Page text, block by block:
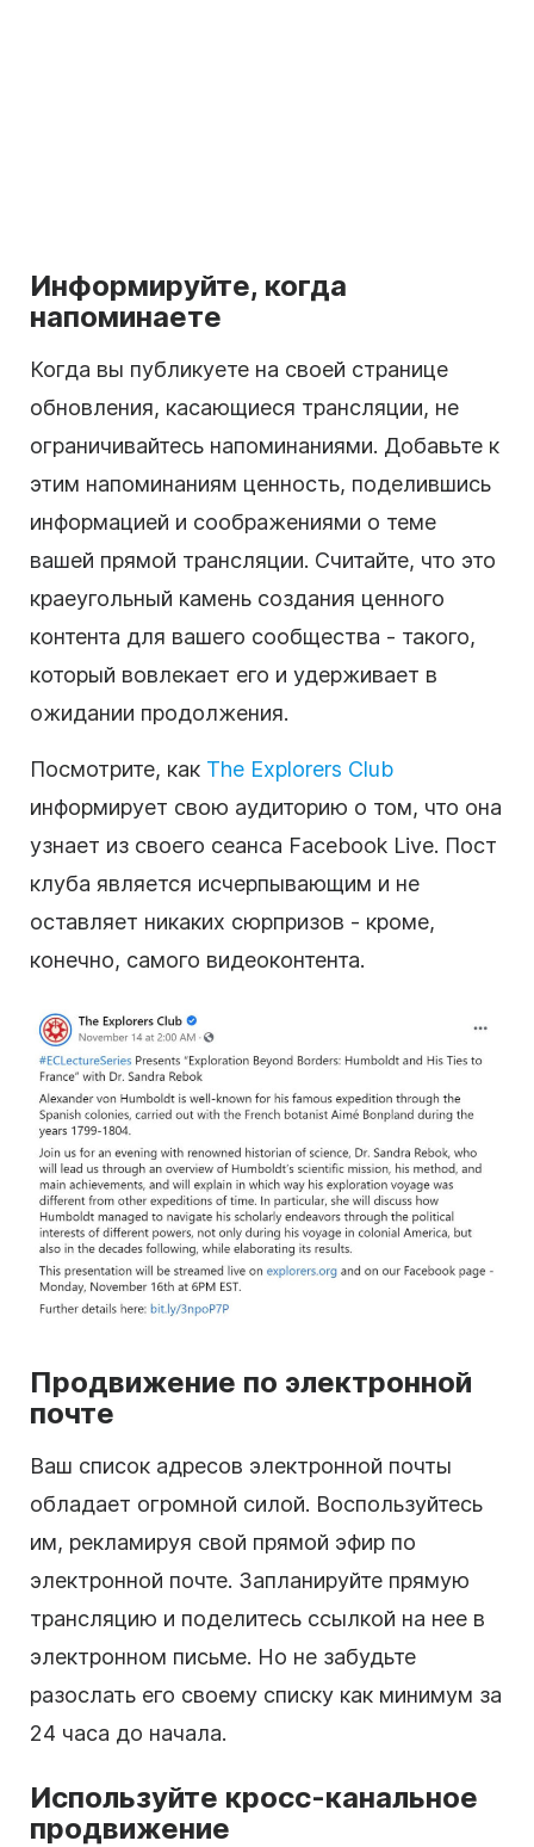
Информируйте, когда
напоминаете
Когда вы публикуете на своей странице
обновления, касающиеся трансляции, не
ограничивайтесь напоминаниями. Добавьте к
этим напоминаниям ценность, поделившись
информацией и соображениями о теме
вашей прямой трансляции. Считайте, что это
краеугольный камень создания ценного
контента для вашего сообщества - такого,
который вовлекает его и удерживает в
ожидании продолжения.
Посмотрите, как The Explorers Club
информирует свою аудиторию о том, что она
узнает из своего сеанса Facebook Live. Пост
клуба является исчерпывающим и не
оставляет никаких сюрпризов - кроме,
конечно, самого видеоконтента.
Продвижение по электронной
почте
Ваш список адресов электронной почты
обладает огромной силой. Воспользуйтесь
им, рекламируя свой прямой эфир по
электронной почте. Запланируйте прямую
трансляцию и поделитесь ссылкой на нее в
электронном письме. Но не забудьте
разослать его своему списку как минимум за
24 часа до начала.
Используйте кросс-канальное
продвижение